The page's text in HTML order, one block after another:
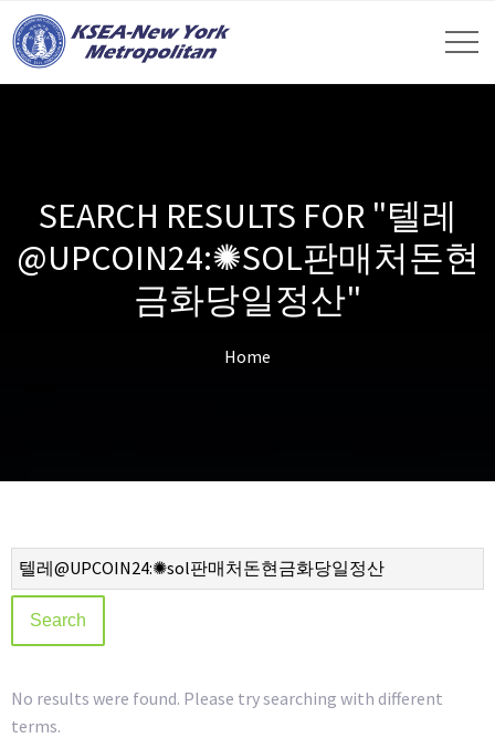
SEARCH RESULTS FOR "텔레
@UPCOIN24:✺SOL판매처돈현
금화당일정산"
Home
No results were found. Please try searching with different
terms.